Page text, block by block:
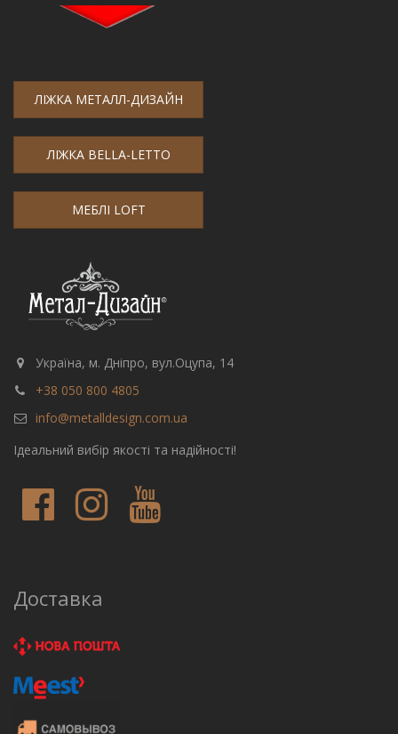
ЛІЖКА МЕТАЛЛ-ДИЗАЙН
ЛІЖКА BELLA-LETTO
МЕБЛІ LOFT
Україна, м. Дніпро, вул.Оцупа, 14
+38 050 800 4805
info@metalldesign.com.ua
Ідеальний вибір якості та надійності!
Доставка